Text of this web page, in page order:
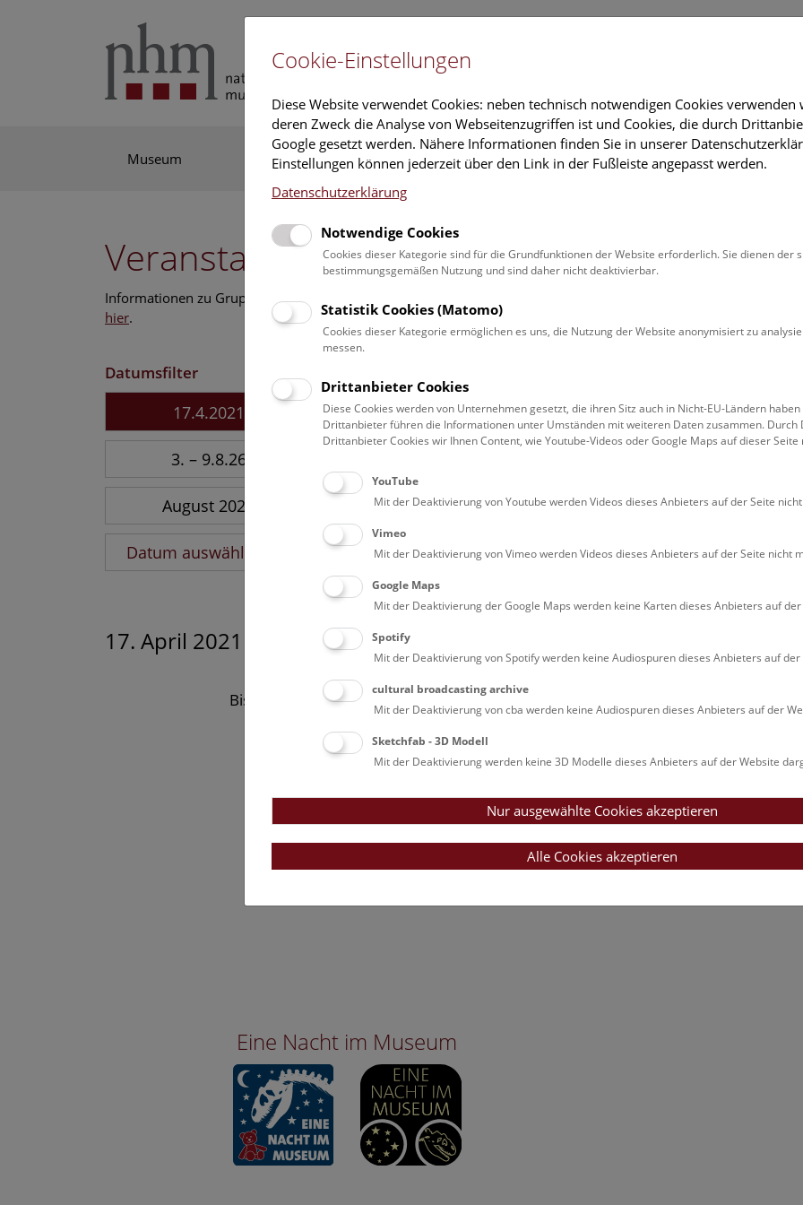
Museum Ausstellung Forschung Führungen & Aktivitäten Deck 50
Veranstaltungskalender
Informationen zu Gruppen,- Kindergarten- und Schulprogrammen finden Sie
hier.
Datumsfilter
17.4.2021
3. – 9.8.26
August 2026
Datum auswählen
Erwachsene (0)
Familien (0)
Führungen &
Kulinarik &
17. April 2021
Bisher keine Ergebnisse. Dienstags ist das NHM Wien in der Regel geschlossen.
Eine Nacht im Museum
Cookie-Einstellungen
Diese Website verwendet Cookies: neben technisch notwendigen Cookies verwenden
deren Zweck die Analyse von Webseitenzugriffen ist und Cookies, die durch
Google gesetzt werden. Nähere Informationen finden Sie in unserer
Einstellungen können jederzeit über den Link in der Fußleiste angepasst werden.
Datenschutzerklärung
Notwendige Cookies
Cookies dieser Kategorie sind für die Grundfunktionen der Website erforderlich. Sie dienen der
bestimmungsgemäßen Nutzung und sind daher nicht deaktivierbar.
Statistik Cookies (Matomo)
Cookies dieser Kategorie ermöglichen es uns, die Nutzung der Website anonymisiert zu
messen.
Drittanbieter Cookies
Diese Cookies werden von Unternehmen gesetzt, die ihren Sitz auch in Nicht-EU-Ländern haben
Drittanbieter führen die Informationen unter Umständen mit weiteren Daten zusammen. Durch
Drittanbieter Cookies wir Ihnen Content, wie Youtube-Videos oder Google Maps auf dieser
YouTube
Mit der Deaktivierung von Youtube werden Videos dieses Anbieters auf der Seite
Vimeo
Mit der Deaktivierung von Vimeo werden Videos dieses Anbieters auf der Seite nicht
Google Maps
Mit der Deaktivierung der Google Maps werden keine Karten dieses Anbieters auf
Spotify
Mit der Deaktivierung von Spotify werden keine Audiospuren dieses Anbieters auf
cultural broadcasting archive
Mit der Deaktivierung von cba werden keine Audiospuren dieses Anbieters auf der
Sketchfab - 3D Modell
Mit der Deaktivierung werden keine 3D Modelle dieses Anbieters auf der Website
Nur ausgewählte Cookies akzeptieren
Alle Cookies akzeptieren